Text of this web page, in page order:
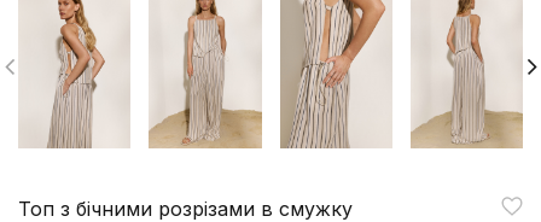
Топ з бічними розрізами в смужку